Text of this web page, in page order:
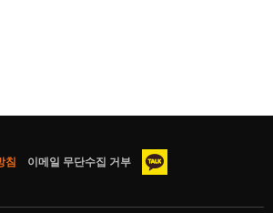
침 이메일 무단수집 거부